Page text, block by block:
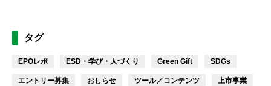
タグ
EPOレポ ESD・学び・人づくり Green Gift SDGs
エントリー募集 おしらせ ツール／コンテンツ 上市事業